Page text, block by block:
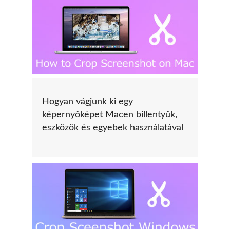
Hogyan vágjunk ki egy
képernyőképet Macen billentyűk,
eszközök és egyebek használatával